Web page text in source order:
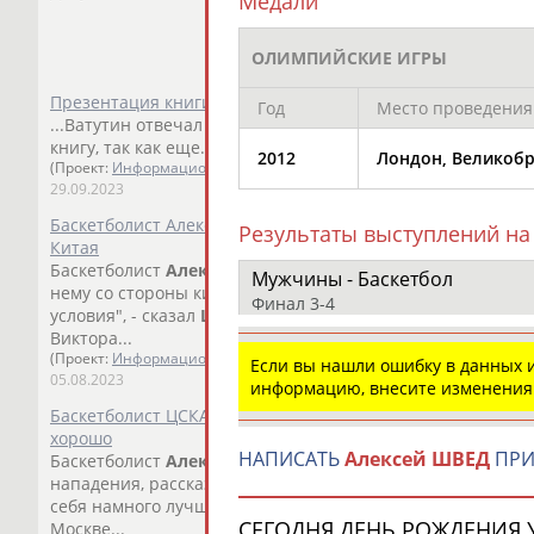
Презентация книги к 100-летию баскетбольного ЦСКА
...Ватутин отвечал на самый "неудобный" вопрос.
книгу, так как еще...
(Проект: Информационное агентство СТАДИОН)
29.09.2023
Баскетболист Алексей Швед объявил об уходе из ЦСКА и
Китая
Баскетболист Алексей Шведобъявил о своем уходе из
нему со стороны китайских клубов.. "... ...будет
условия", - сказал Шведв видеоинтервью,
Виктора...
(Проект: Информационное агентство СТАДИОН)
05.08.2023
Баскетболист ЦСКА Алексей Швед: Восстановление
хорошо
Баскетболист Алексей Швед, получивший черепно-
нападения, рассказал, что его восстановление прохо...
себя намного лучше.
Шведполучил черепно-мозговую
Москве...
ОЛИМПИЙСКИЕ ИГРЫ
Год Место проведения
2012 Лондон,
Результаты выступлений
Мужчины - Баскетбол
Финал 3-4
Если вы нашли ошибку в данных
информацию, внесите изменения
НАПИСАТЬАлексей ШВЕД